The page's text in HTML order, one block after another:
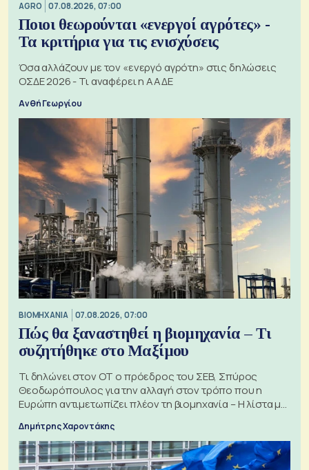
AGRO 07.08.2026, 07:00
Ποιοι θεωρούνται «ενεργοί αγρότες» -
Τα κριτήρια για τις ενισχύσεις
Όσα αλλάζουν με τον «ενεργό αγρότη» στις δηλώσεις
ΟΣΔΕ 2026 - Τι αναφέρει η ΑΑΔΕ
Ανθή Γεωργίου
ΒΙΟΜΗΧΑΝΙΑ 07.08.2026, 07:00
Πώς θα ξαναστηθεί η βιομηχανία – Τι
συζητήθηκε στο Μαξίμου
Τι δηλώνει στον ΟΤ ο πρόεδρος του ΣΕΒ, Σπύρος
Θεοδωρόπουλος για την αλλαγή στον τρόπο που η
Ευρώπη αντιμετωπίζει πλέον τη βιομηχανία – Η λίστα με
Δημήτρης Χαροντάκης